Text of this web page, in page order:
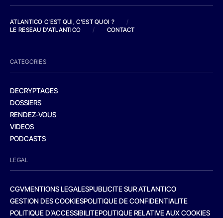
ATLANTICO C'EST QUI, C'EST QUOI ?
/
LE RESEAU D'ATLANTICO
/ CONTACT
CATEGORIES
DECRYPTAGES
DOSSIERS
RENDEZ-VOUS
VIDEOS
PODCASTS
LEGAL
CGVMENTIONS LEGALESPUBLICITE SUR ATLANTICO
GESTION DES COOKIESPOLITIQUE DE CONFIDENTIALITE
POLITIQUE D’ACCESSIBILITEPOLITIQUE RELATIVE AUX COOKIES